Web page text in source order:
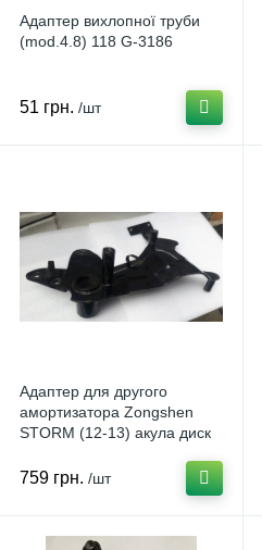
Адаптер вихлопної труби
(mod.4.8) 118 G-3186
51 грн. /шт
Адаптер для другого
амортизатора Zongshen
STORM (12-13) акула диск
759 грн. /шт